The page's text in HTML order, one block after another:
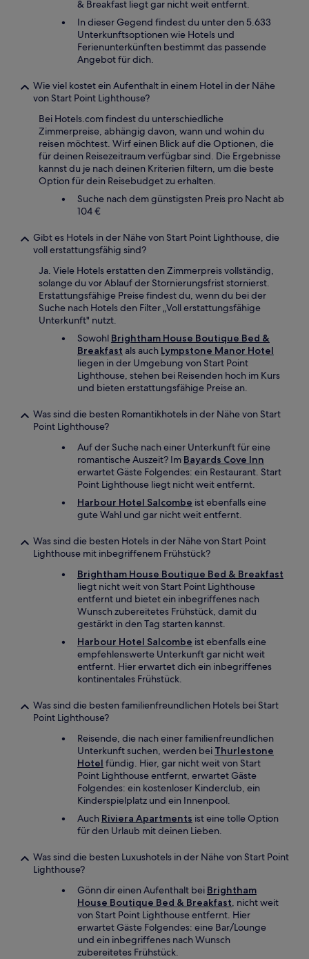
& Breakfast liegt gar nicht weit entfernt.
In dieser Gegend findest du unter den 5.633
Unterkunftsoptionen wie Hotels und
Ferienunterkünften bestimmt das passende
Angebot für dich.
Wie viel kostet ein Aufenthalt in einem Hotel in der Nähe
von Start Point Lighthouse?
Bei Hotels.com findest du unterschiedliche
Zimmerpreise, abhängig davon, wann und wohin du
reisen möchtest. Wirf einen Blick auf die Optionen, die
für deinen Reisezeitraum verfügbar sind. Die Ergebnisse
kannst du je nach deinen Kriterien filtern, um die beste
Option für dein Reisebudget zu erhalten.
Suche nach dem günstigsten Preis pro Nacht ab
104 €
Gibt es Hotels in der Nähe von Start Point Lighthouse, die
voll erstattungsfähig sind?
Ja. Viele Hotels erstatten den Zimmerpreis vollständig,
solange du vor Ablauf der Stornierungsfrist stornierst.
Erstattungsfähige Preise findest du, wenn du bei der
Suche nach Hotels den Filter „Voll erstattungsfähige
Unterkunft" nutzt.
Sowohl Brightham House Boutique Bed &
Breakfast als auch Lympstone Manor Hotel
liegen in der Umgebung von Start Point
Lighthouse, stehen bei Reisenden hoch im Kurs
und bieten erstattungsfähige Preise an.
Was sind die besten Romantikhotels in der Nähe von Start
Point Lighthouse?
Auf der Suche nach einer Unterkunft für eine
romantische Auszeit? Im Bayards Cove Inn
erwartet Gäste Folgendes: ein Restaurant. Start
Point Lighthouse liegt nicht weit entfernt.
Harbour Hotel Salcombe ist ebenfalls eine
gute Wahl und gar nicht weit entfernt.
Was sind die besten Hotels in der Nähe von Start Point
Lighthouse mit inbegriffenem Frühstück?
Brightham House Boutique Bed & Breakfast
liegt nicht weit von Start Point Lighthouse
entfernt und bietet ein inbegriffenes nach
Wunsch zubereitetes Frühstück, damit du
gestärkt in den Tag starten kannst.
Harbour Hotel Salcombe ist ebenfalls eine
empfehlenswerte Unterkunft gar nicht weit
entfernt. Hier erwartet dich ein inbegriffenes
kontinentales Frühstück.
Was sind die besten familienfreundlichen Hotels bei Start
Point Lighthouse?
Reisende, die nach einer familienfreundlichen
Unterkunft suchen, werden bei Thurlestone
Hotel fündig. Hier, gar nicht weit von Start
Point Lighthouse entfernt, erwartet Gäste
Folgendes: ein kostenloser Kinderclub, ein
Kinderspielplatz und ein Innenpool.
Auch Riviera Apartments ist eine tolle Option
für den Urlaub mit deinen Lieben.
Was sind die besten Luxushotels in der Nähe von Start Point
Lighthouse?
Gönn dir einen Aufenthalt bei Brightham
House Boutique Bed & Breakfast, nicht weit
von Start Point Lighthouse entfernt. Hier
erwartet Gäste Folgendes: eine Bar/Lounge
und ein inbegriffenes nach Wunsch
zubereitetes Frühstück.